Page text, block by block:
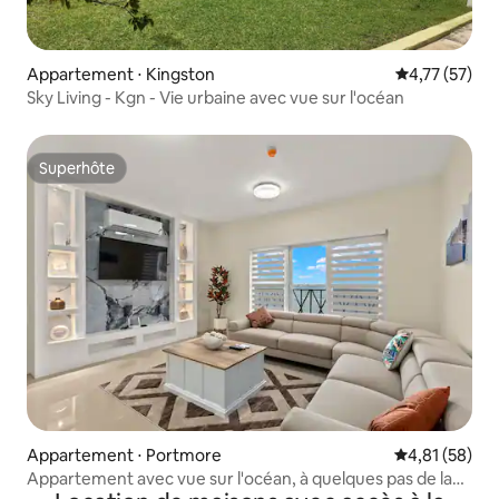
Appartement ⋅ Kingston Évaluation
4,77 (57)
Sky Living - Kgn - Vie urbaine avec vue sur l'océan
Superhôte
Superhôte
Appartement ⋅ Portmore Évaluation
4,81 (58)
Appartement avec vue sur l'océan, à quelques pas de la